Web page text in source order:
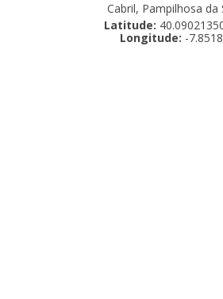
Cabril, Pampilhosa da
Latitude:
Longitude: -